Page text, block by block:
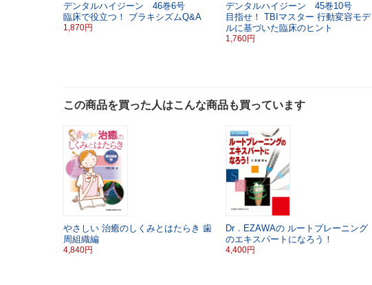
デンタルハイジーン 46巻6号
臨床で役立つ！
ブラキシズムQ&A
1,870円
デンタルハイジーン 45巻10号
目指せ！ TBIマスター 行動変容モデ
ルに基づいた臨床のヒント
1,760円
この商品を買った人はこんな商品も買っています
やさしい 治癒のしくみとはたらき 歯
周組織編
4,840円
Dr．EZAWAの ルートプレーニング
のエキスパートになろう！
4,400円